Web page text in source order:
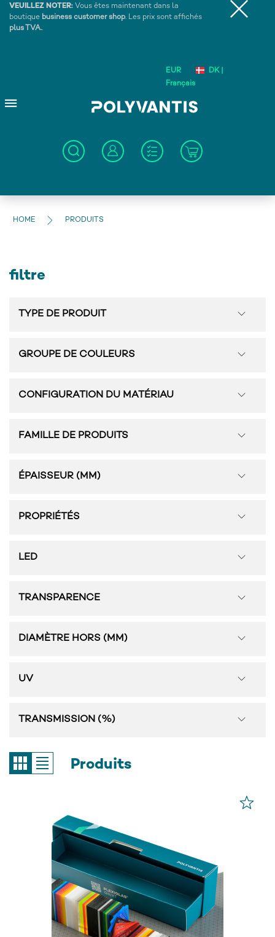
VEUILLEZ NOTER: Vous êtes maintenant dans la
boutique business customer shop. Les prix sont affichés
plus TVA..
EUR
DK |
Français
HOME PRODUITS
filtre
TYPE DE PRODUIT
GROUPE DE COULEURS
CONFIGURATION DU MATÉRIAU
FAMILLE DE PRODUITS
ÉPAISSEUR (MM)
PROPRIÉTÉS
LED
TRANSPARENCE
DIAMÈTRE HORS (MM)
UV
TRANSMISSION (%)
Produits